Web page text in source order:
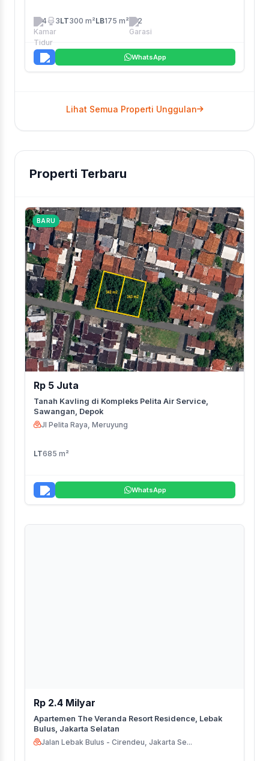
4 3LT300 m²LB175 m² 2
WhatsApp
Lihat Semua Properti Unggulan
Properti Terbaru
BARU
Rp 5 Juta
Tanah Kavling di Kompleks Pelita Air Service,
Sawangan, Depok
Jl Pelita Raya, Meruyung
LT685 m²
WhatsApp
Rp 2.4 Milyar
Apartemen The Veranda Resort Residence, Lebak
Bulus, Jakarta Selatan
Jalan Lebak Bulus - Cirendeu, Jakarta Se...